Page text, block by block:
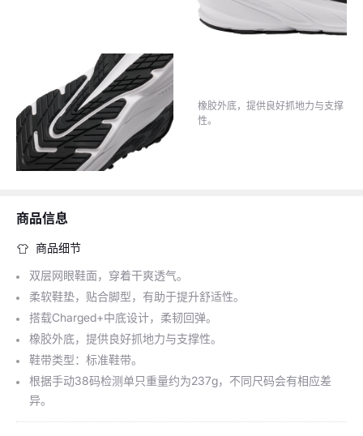
橡胶外底，提供良好抓地力与支撑
性。
商品信息
商品细节
双层网眼鞋面，穿着干爽透气。
柔软鞋垫，贴合脚型，有助于提升舒适性。
搭载Charged+中底设计，柔韧回弹。
橡胶外底，提供良好抓地力与支撑性。
鞋带类型：标准鞋带。
根据手动38码检测单只重量约为237g，不同尺码会有相应差
异。